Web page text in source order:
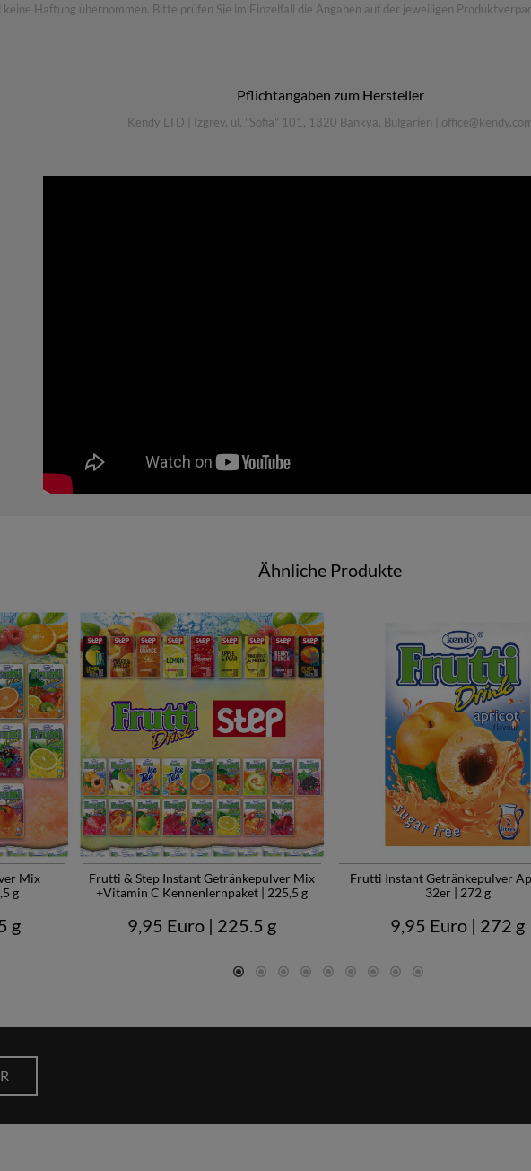
Haftung übernommen. Bitte prüfen Sie im Einzelfall die Angaben auf der jeweiligen
Pflichtangaben zum Hersteller
Kendy LTD Izgrev, ul. "Sofia" 101, 1320 Bankya, Bulgarien
Ähnliche Produkte
Mix
g
g
Frutti & Step Instant Getränkepulver Mix
+Vitamin C Kennenlernpaket | 225,5 g
9,95 Euro | 225.5 g
Frutti Instant Getränkepulver
32er | 272 g
9,95 Euro | 272 g